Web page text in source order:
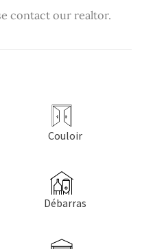
contact our realtor.
Couloir
Débarras